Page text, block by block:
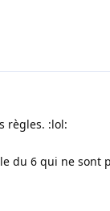
règles. :lol:
du 6 qui ne sont